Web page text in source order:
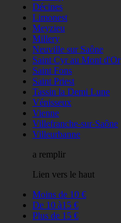
Décines
Limonest
Meyzieu
Millery
Neuville sur Saône
Saint Cyr au Mont d'Or
Saint Fons
Saint Priest
Tassin la Demi Lune
Vénisseux
Vienne
Villefranche-sur-Saône
Villeurbanne
a remplir
Lien vers le haut
Moins de 10 €
De 10 à15 €
Plus de 15 €